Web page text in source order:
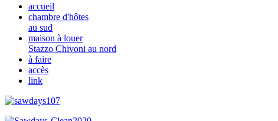
accueil
chambre d'hôtes
au sud
maison à louer
Stazzo Chivoni au nord
à faire
accès
link